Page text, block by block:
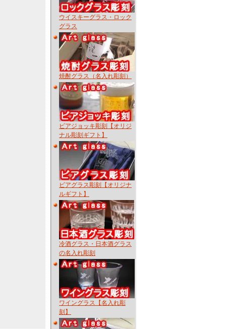
ウイスキーグラス・ロック
グラス
焼酎グラス（名入れ彫刻）
ビアジョッキ彫刻【オリジ
ナル彫刻ギフト】
ビアグラス彫刻【オリジナ
ルギフト】
冷酒グラス・日本酒グラス
の名入れ彫刻
ワイングラス【名入れ彫
刻】